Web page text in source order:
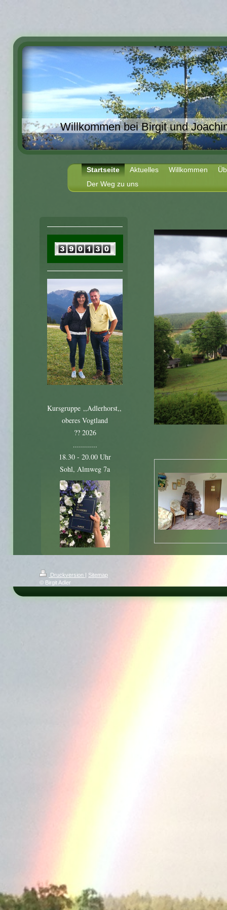
Willkommen bei Birgit und
Startseite Aktuelles Willkommen
Der Weg zu uns
Kursgruppe ,,Adlerhorst,,
oberes Vogtland
?? 2026
............
18.30 - 20.00 Uhr
Sohl, Almweg 7a
Druckversion | Sitemap
© Birgit Adler